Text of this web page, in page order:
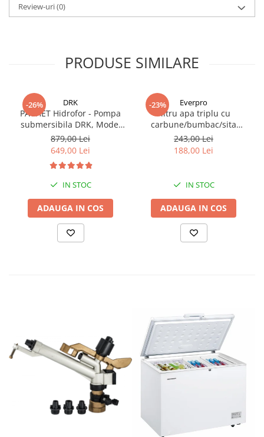
Review-uri(0)
PRODUSE SIMILARE
-26% DRK
PACHET Hidrofor - Pompa
submersibila DRK, Model
4STM4-8, putere 1.8 kW,
debit 5m3/h, 8 turbine +
Presostat electronic DRK,
Model PC-58, 1kW, 220 V, 10
Bar
879,00 Lei
649,00 Lei
IN STOC
ADAUGA IN COS
-23% Everpro
Filtru apa triplu cu
carbune/bumbac/sita
3x3/4"*10
243,00 Lei
188,00 Lei
IN STOC
ADAUGA IN COS